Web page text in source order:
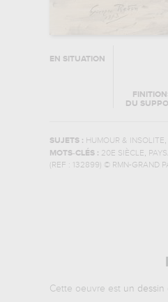
EN SITUATION
DU
SUJETS : HUMOUR & INSOLITE,
MOTS-CLÉS : 20E SIÈCLE,
(REF :
132899) © RMN-GRAND
Cette oeuvre est un dessin